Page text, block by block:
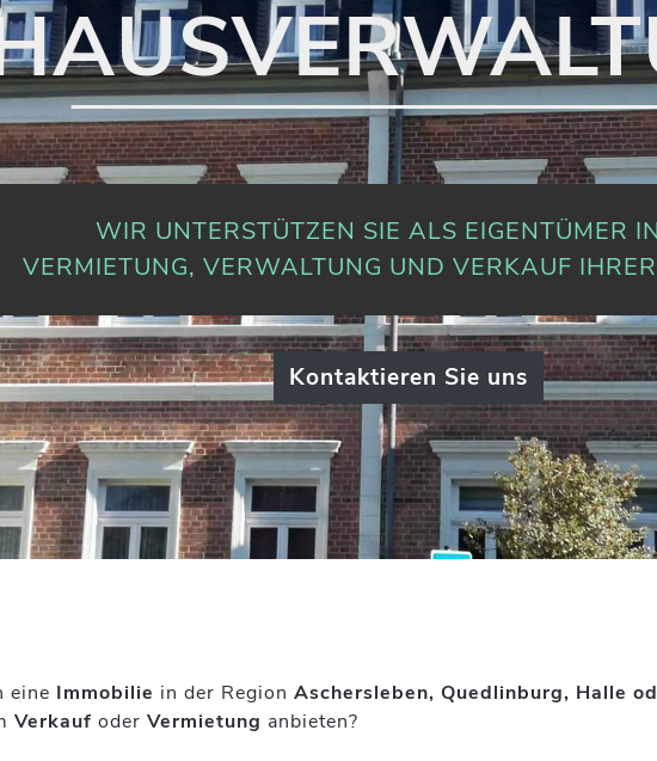
WIR UNTERSTÜTZEN SIE ALS EIGENTÜMER
VERMIETUNG, VERWALTUNG UND VERKAUF
Kontaktieren Sie uns
eine Immobilie in der Region Aschersleben, Quedlinburg, Halle
Verkauf oder Vermietung anbieten?